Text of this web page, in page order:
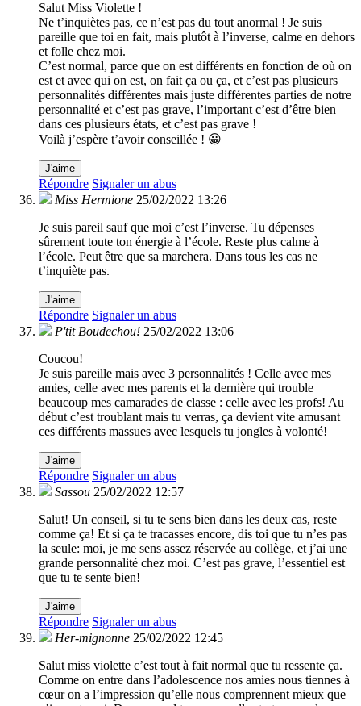
Salut Miss Violette !
Ne t’inquiètes pas, ce n’est pas du tout anormal ! Je suis
pareille que toi en fait, mais plutôt à l’inverse, calme en dehors
et folle chez moi.
C’est normal, parce que on est différents en fonction de où on
est et avec qui on est, on fait ça ou ça, et c’est pas plusieurs
personnalités différentes mais juste différentes parties de notre
personnalité et c’est pas grave, l’important c’est d’être bien
dans ces plusieurs états, et c’est pas grave !
Voilà j’espère t’avoir conseillée ! 😀
J'aime
Répondre Signaler un abus
Miss Hermione 25/02/2022 13:26
Je suis pareil sauf que moi c’est l’inverse. Tu dépenses
sûrement toute ton énergie à l’école. Reste plus calme à
l’école. Peut être que sa marchera. Dans tous les cas ne
t’inquiète pas.
J'aime
Répondre Signaler un abus
P'tit Boudechou! 25/02/2022 13:06
Coucou!
Je suis pareille mais avec 3 personnalités ! Celle avec mes
amies, celle avec mes parents et la dernière qui trouble
beaucoup mes camarades de classe : celle avec les profs! Au
début c’est troublant mais tu verras, ça devient vite amusant
ces différents massues avec lesquels tu jongles à volonté!
J'aime
Répondre Signaler un abus
Sassou 25/02/2022 12:57
Salut! Un conseil, si tu te sens bien dans les deux cas, reste
comme ça! Et si ça te tracasses encore, dis toi que tu n’es pas
la seule: moi, je me sens assez réservée au collège, et j’ai une
grande personnalité chez moi. C’est pas grave, l’essentiel est
que tu te sente bien!
J'aime
Répondre Signaler un abus
Her-mignonne 25/02/2022 12:45
Salut miss violette c’est tout à fait normal que tu ressente ça.
Comme on entre dans l’adolescence nos amies nous tiennes à
cœur on a l’impression qu’elle nous comprennent mieux que